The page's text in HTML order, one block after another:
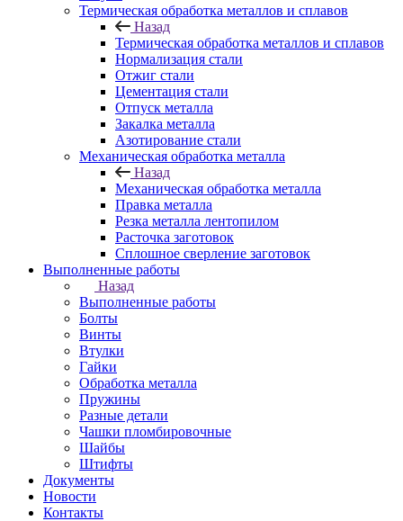
Термическая обработка металлов и сплавов
Назад
Термическая обработка металлов и сплавов
Нормализация стали
Отжиг стали
Цементация стали
Отпуск металла
Закалка металла
Азотирование стали
Механическая обработка металла
Назад
Механическая обработка металла
Правка металла
Резка металла лентопилом
Расточка заготовок
Сплошное сверление заготовок
Выполненные работы
Назад
Выполненные работы
Болты
Винты
Втулки
Гайки
Обработка металла
Пружины
Разные детали
Чашки пломбировочные
Шайбы
Штифты
Документы
Новости
Контакты